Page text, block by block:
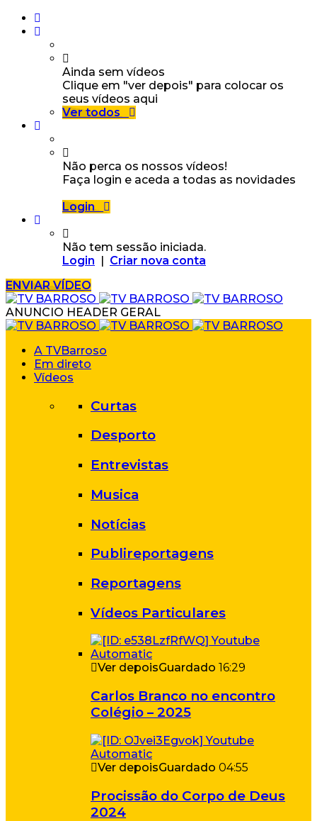
Ainda sem vídeos
Clique em "ver depois" para colocar os
seus vídeos aqui
Ver todos
Não perca os nossos vídeos!
Faça login e aceda a todas as novidades
Login
Não tem sessão iniciada.
Login | Criar nova conta
ENVIAR VÍDEO
ANUNCIO HEADER GERAL
A TVBarroso
Em direto
Vídeos
Curtas
Desporto
Entrevistas
Musica
Notícias
Publireportagens
Reportagens
Vídeos Particulares
Ver depoisGuardado 16:29
Carlos Branco no encontro
Colégio – 2025
Ver depoisGuardado 04:55
Procissão do Corpo de Deus
2024